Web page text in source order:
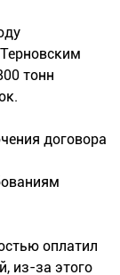
тонн
договора
оплатил
из-за этого